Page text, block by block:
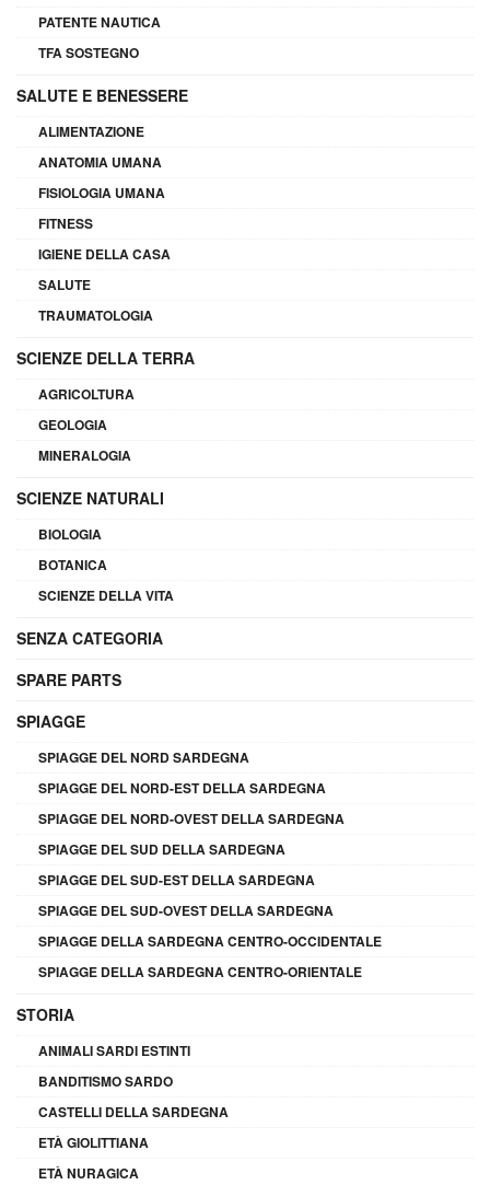
PATENTE NAUTICA
TFA SOSTEGNO
SALUTE E BENESSERE
ALIMENTAZIONE
ANATOMIA UMANA
FISIOLOGIA UMANA
FITNESS
IGIENE DELLA CASA
SALUTE
TRAUMATOLOGIA
SCIENZE DELLA TERRA
AGRICOLTURA
GEOLOGIA
MINERALOGIA
SCIENZE NATURALI
BIOLOGIA
BOTANICA
SCIENZE DELLA VITA
SENZA CATEGORIA
SPARE PARTS
SPIAGGE
SPIAGGE DEL NORD SARDEGNA
SPIAGGE DEL NORD-EST DELLA SARDEGNA
SPIAGGE DEL NORD-OVEST DELLA SARDEGNA
SPIAGGE DEL SUD DELLA SARDEGNA
SPIAGGE DEL SUD-EST DELLA SARDEGNA
SPIAGGE DEL SUD-OVEST DELLA SARDEGNA
SPIAGGE DELLA SARDEGNA CENTRO-OCCIDENTALE
SPIAGGE DELLA SARDEGNA CENTRO-ORIENTALE
STORIA
ANIMALI SARDI ESTINTI
BANDITISMO SARDO
CASTELLI DELLA SARDEGNA
ETÀ GIOLITTIANA
ETÀ NURAGICA